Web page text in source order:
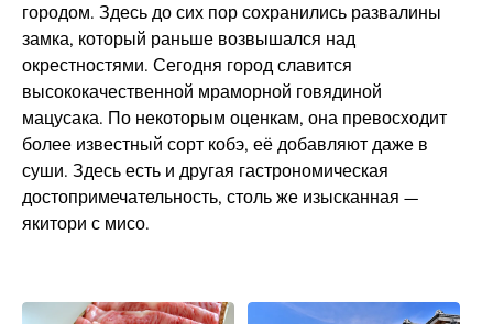
городом. Здесь до сих пор сохранились развалины
замка, который раньше возвышался над
окрестностями. Сегодня город славится
высококачественной мраморной говядиной
мацусака. По некоторым оценкам, она превосходит
более известный сорт кобэ, её добавляют даже в
суши. Здесь есть и другая гастрономическая
достопримечательность, столь же изысканная —
якитори с мисо.